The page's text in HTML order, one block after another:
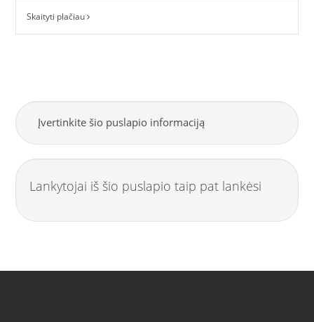
Skaityti plačiau
Įvertinkite šio puslapio informaciją
Lankytojai iš šio puslapio taip pat lankėsi